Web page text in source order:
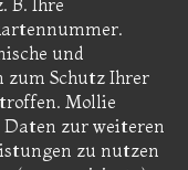
B. Ihre
und
zum Schutz Ihrer
Mollie
Daten zur weiteren
zu nutzen